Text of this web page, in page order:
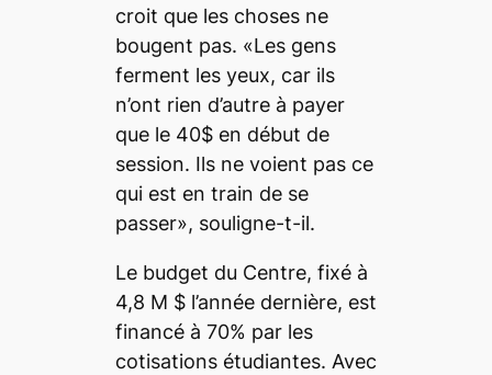
croit que les choses ne
bougent pas. «Les gens
ferment les yeux, car ils
n’ont rien d’autre à payer
que le 40$ en début de
session. Ils ne voient pas ce
qui est en train de se
passer», souligne-t-il.
Le budget du Centre, fixé à
4,8 M $ l’année dernière, est
financé à 70% par les
cotisations étudiantes. Avec